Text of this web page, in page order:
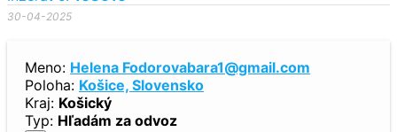
30-04-2025
Meno: Helena Fodorovabara1@gmail.com
Poloha: Košice, Slovensko
Kraj: Košický
Typ: Hľadám za odvoz